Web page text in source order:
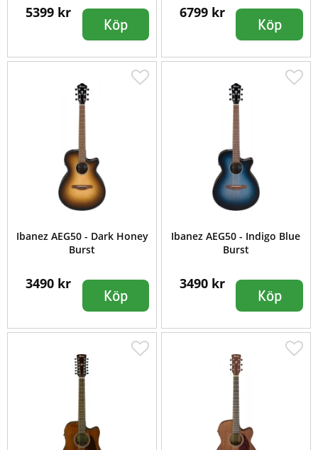
5399 kr
Köp
6799 kr
Köp
Ibanez AEG50 - Dark Honey
Burst
3490 kr
Köp
Ibanez AEG50 - Indigo Blue
Burst
3490 kr
Köp